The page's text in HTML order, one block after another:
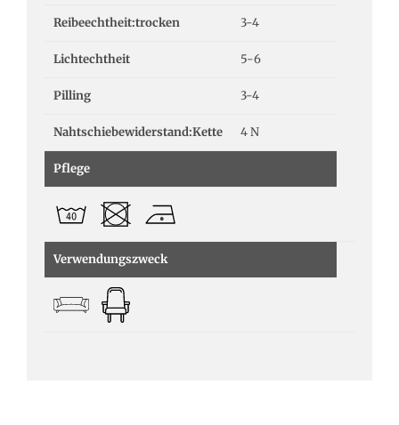
Reibeechtheit:trocken 3-4
Lichtechtheit 5-6
Pilling 3-4
Nahtschiebewiderstand:Kette 4 N
Pflege
Verwendungszweck